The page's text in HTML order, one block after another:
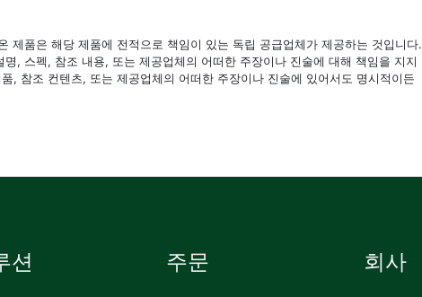
제품은 해당 제품에 전적으로 책임이 있는 독립 공급업체가 제공하는 것입니다.
, 스펙, 참조 내용, 또는 제공업체의 어떠한 주장이나 진술에 대해 책임을 지지
, 참조 컨텐츠, 또는 제공업체의 어떠한 주장이나 진술에 있어서도 명시적이든
션 주문 회사